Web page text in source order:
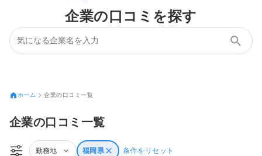
企業の口コミを探す
ホーム 企業の口コミ一覧
企業の口コミ一覧
勤務地 福岡県 条件をリセット